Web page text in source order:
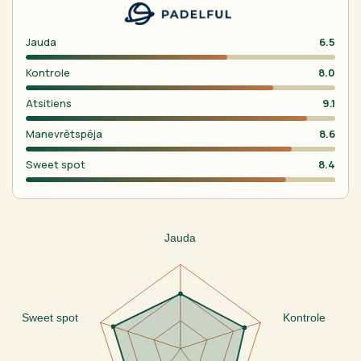
Jauda 6.5
Kontrole 8.0
Atsitiens 9.1
Manevrētspēja 8.6
Sweet spot 8.4
Jauda
Kontrole
Sweet spot